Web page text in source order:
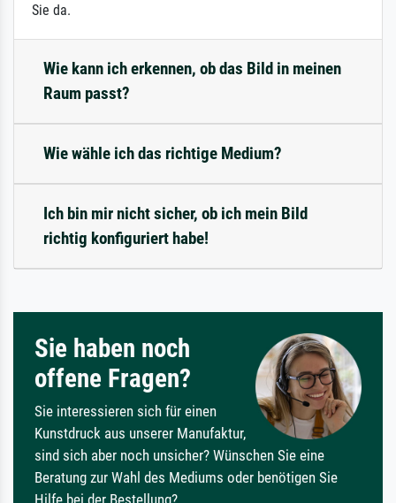
Sie da.
Wie kann ich erkennen, ob das Bild in meinen
Raum passt?
Wie wähle ich das richtige Medium?
Ich bin mir nicht sicher, ob ich mein Bild
richtig konfiguriert habe!
Sie haben noch
offene Fragen?
Sie interessieren sich für einen
Kunstdruck aus unserer Manufaktur,
sind sich aber noch unsicher? Wünschen Sie eine
Beratung zur Wahl des Mediums oder benötigen Sie
Hilfe bei der Bestellung?